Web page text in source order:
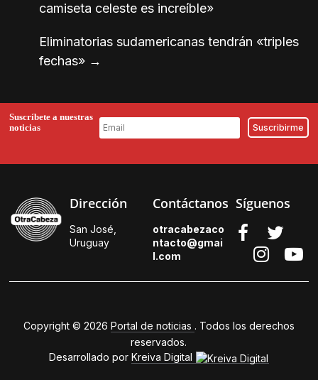
camiseta celeste es increíble»
Eliminatorias sudamericanas tendrán «triples
fechas» →
Suscríbete a nuestras
noticias
Dirección
San José,
Uruguay
Contáctanos
otracabezaco
ntacto@gmai
l.com
Síguenos
Copyright © 2026 Portal de noticias . Todos los derechos
reservados.
Desarrollado porKreiva Digital